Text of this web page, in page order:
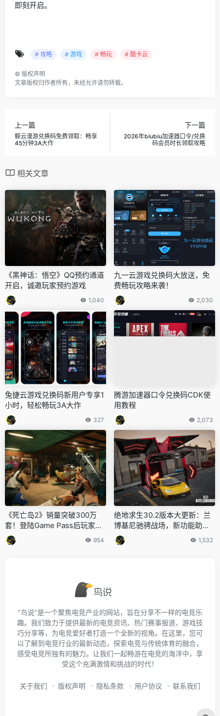
即刻开启。
# 攻略 # 游戏 # 畅玩 # 酷卡云
© 版权声明
文章版权归作者所有，未经允许请勿转载。
上一篇
鲸云漫游兑换码免费领取：畅享
45分钟3A大作
下一篇
2026年biubiu加速器口令/兑换
码会员时长领取攻略
相关文章
《黑神话：悟空》QQ预约通道
开启，诚邀玩家预约游戏
1,040
九一云游戏兑换码大放送，免
费畅玩攻略来袭！
2,030
兔捷云游戏兑换码新用户专享1
小时，轻松畅玩3A大作
327
腾游加速器口令兑换码CDK使
用教程
2,073
《死亡岛2》销量突破300万
套！登陆Game Pass后玩家数
量激增！
954
绝地求生30.2版本大更新：兰
博基尼驰骋战场，新功能助你
翻盘
1,532
"鸟说"是一个聚焦电竞产业的网站，旨在分享不一样的电竞乐
趣。我们致力于提供最新的电竞资讯、热门赛事报道、游戏技
巧分享等，为电竞爱好者打造一个全新的视角。在这里，您可
以了解到电竞行业的最新动态，探索电竞与传统体育的融合，
感受电竞所独有的魅力。让我们一起畅游在电竞的海洋中，享
受这个充满激情和挑战的时代！
关于我们 版权声明 隐私条款 用户协议 联系我们